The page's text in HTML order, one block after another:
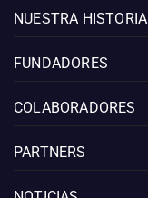
NUESTRA HISTORIA
FUNDADORES
COLABORADORES
PARTNERS